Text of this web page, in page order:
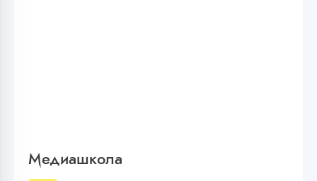
Медиашкола